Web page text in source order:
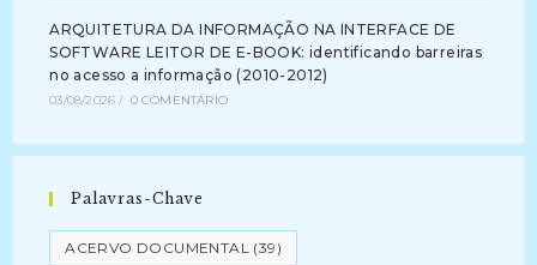
ARQUITETURA DA INFORMAÇÃO NA INTERFACE DE
SOFTWARE LEITOR DE E-BOOK: identificando barreiras
no acesso a informação (2010-2012)
03/08/2026 / 0 COMENTÁRIO
Palavras-Chave
ACERVO DOCUMENTAL (39)